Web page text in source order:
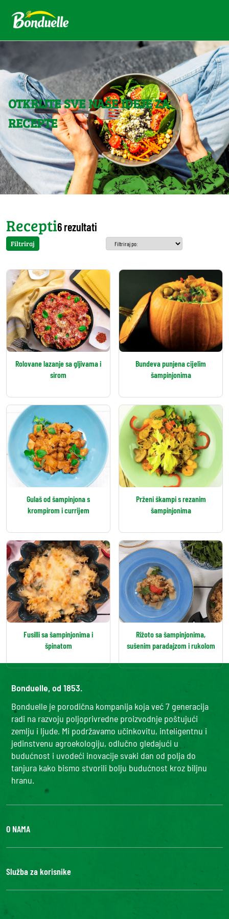
OTKRIJTE SVE NAŠE IDEJE ZA
RECEPTE
Recepti6 rezultati
Filtriraj
Rolovane lazanje sa gljivama i
sirom
Bundeva punjena cijelim
šampinjonima
Gulaš od šampinjona s
krompirom i currijem
Prženi škampi s rezanim
šampinjonima
Fusilli sa šampinjonima i
špinatom
Rižoto sa šampinjonima,
sušenim paradajzom i rukolom
Bonduelle, od 1853.
Bonduelle je porodična kompanija koja već 7 generacija
radi na razvoju poljoprivredne proizvodnje poštujući
zemlju i ljude. Mi podržavamo učinkovitu, inteligentnu i
jedinstvenu agroekologiju, odlučno gledajući u
budućnost i uvodeći inovacije svaki dan od polja do
tanjura kako bismo stvorili bolju budućnost kroz biljnu
hranu.
O NAMA
Grupa Bonduelle
Služba za korisnike
Kontaktirajte nas